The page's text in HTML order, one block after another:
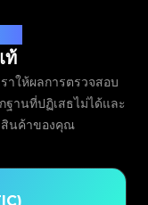
ท้
าให้ผลการตรวจสอบ
ฐานที่ปฏิเสธไม่ได้และ
สินค้าของคุณ